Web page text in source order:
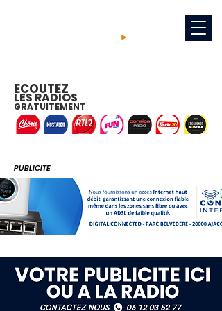
ECOUTEZ
LES RADIOS
GRATUITEMENT
PUBLICITE